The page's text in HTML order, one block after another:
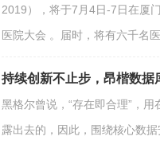
2019），将于7月4日-7日在厦
医院大会 。届时，将有六千名
持续创新不止步，昂楷数据
黑格尔曾说，“存在即合理”，
露出去的，因此，围绕核心数